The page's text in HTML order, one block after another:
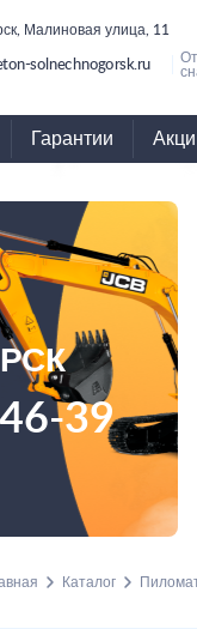
Малиновая улица, 11
solnechnogorsk.ru
Гарантии
39
Каталог